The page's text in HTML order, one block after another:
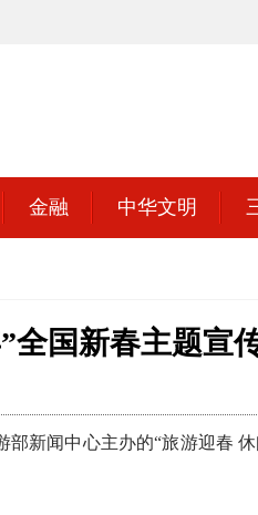
金融 中华文明
全国新春主题宣
新闻中心主办的“旅游迎春